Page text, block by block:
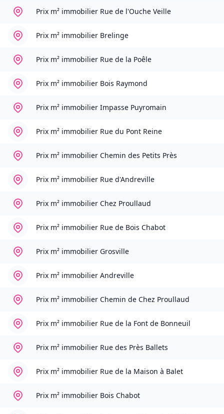
Prix m² immobilier Rue de l'Ouche Veille
Prix m² immobilier Brelinge
Prix m² immobilier Rue de la Poêle
Prix m² immobilier Bois Raymond
Prix m² immobilier Impasse Puyromain
Prix m² immobilier Rue du Pont Reine
Prix m² immobilier Chemin des Petits Près
Prix m² immobilier Rue d'Andreville
Prix m² immobilier Chez Proullaud
Prix m² immobilier Rue de Bois Chabot
Prix m² immobilier Grosville
Prix m² immobilier Andreville
Prix m² immobilier Chemin de Chez Proullaud
Prix m² immobilier Rue de la Font de Bonneuil
Prix m² immobilier Rue des Près Ballets
Prix m² immobilier Rue de la Maison à Balet
Prix m² immobilier Bois Chabot